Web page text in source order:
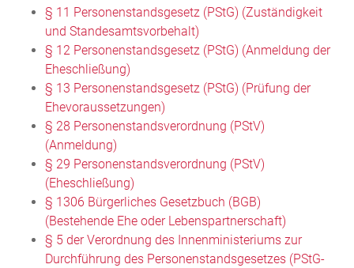
§ 11 Personenstandsgesetz (PStG) (Zuständigkeit
und Standesamtsvorbehalt)
§ 12 Personenstandsgesetz (PStG) (Anmeldung der
Eheschließung)
§ 13 Personenstandsgesetz (PStG) (Prüfung der
Ehevoraussetzungen)
§ 28 Personenstandsverordnung (PStV)
(Anmeldung)
§ 29 Personenstandsverordnung (PStV)
(Eheschließung)
§ 1306 Bürgerliches Gesetzbuch (BGB)
(Bestehende Ehe oder Lebenspartnerschaft)
§ 5 der Verordnung des Innenministeriums zur
Durchführung des Personenstandsgesetzes (PStG-